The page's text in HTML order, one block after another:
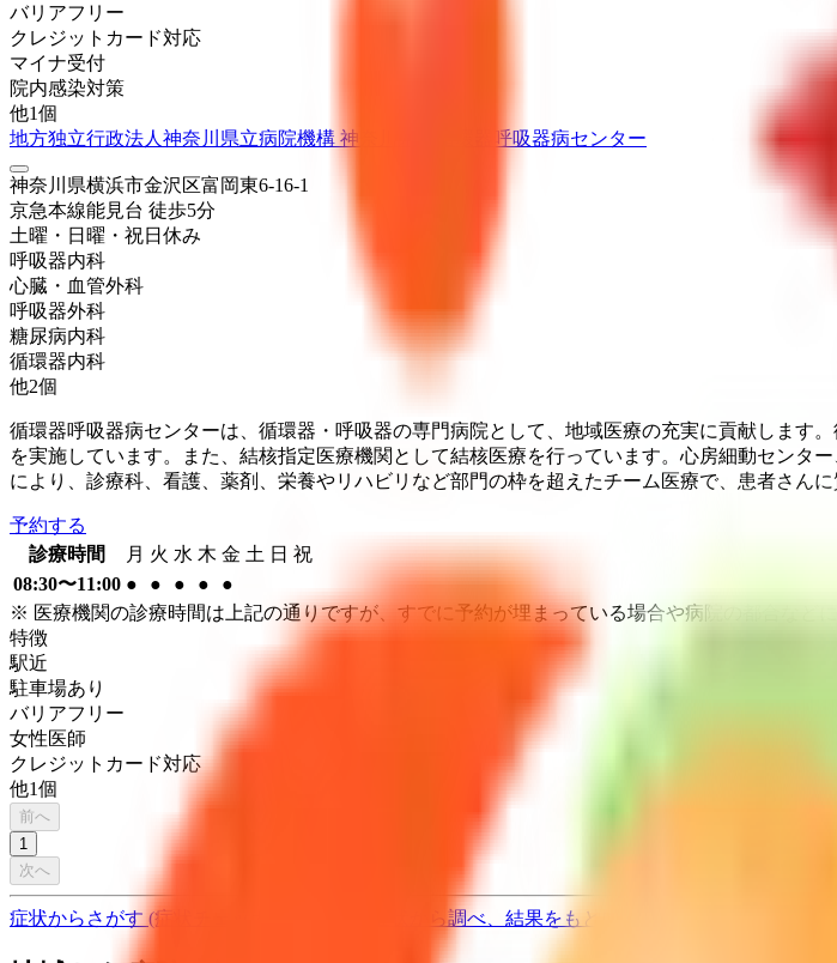
バリアフリー
クレジットカード対応
マイナ受付
院内感染対策
他1個
地方独立行政法人神奈川県立病院機構 神奈川県立循環器呼吸器病センター
神奈川県横浜市金沢区富岡東6-16-1
京急本線能見台 徒歩5分
土曜・日曜・祝日 休み
呼吸器内科
心臓・血管外科
呼吸器外科
糖尿病内科
循環器内科
他2個
循環器呼吸器病センターは、循環器・呼吸器の専門病院として、地域医療の充実に貢献します
を実施しています。また、結核指定医療機関として結核医療を行っています。心房細動センタ
により、診療科、看護、薬剤、栄養やリハビリなど部門の枠を超えたチーム医療で、患者さん
予約する
診療時間
月 火 水 木 金 土 日 祝
08:30〜11:00 ● ● ● ●
●
※ 医療機関の診療時間は上記の通りですが、すでに予約が埋まっている場合や病院の都合など
特徴
駅近
駐車場あり
バリアフリー
女性医師
クレジットカード対応
他1個
前へ
1
次へ
症状からさがす (症状チェッカー) 気になる症状から調べ、結果をもとに適切な病院・診療所を提